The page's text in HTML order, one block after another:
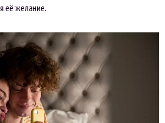
её желание.